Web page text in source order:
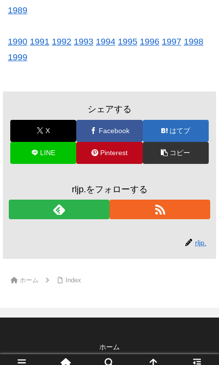
1989
1990 1991 1992 1993 1994 1995 1996 1997 1998
1999
シェアする
X Facebook はてブ
LINE Pinterest コピー
rljp.をフォローする
rljp.
ホーム Index
ホーム